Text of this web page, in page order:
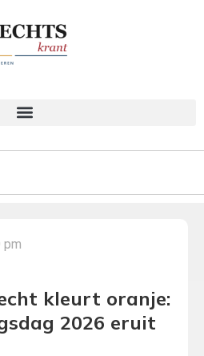
pm
kleurt oranje:
2026 eruit